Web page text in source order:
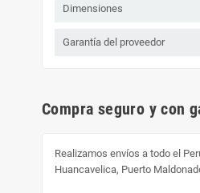
Dimensiones
Garantía del proveedor
Compra seguro y con
Realizamos envíos a todo el
Huancavelica, Puerto